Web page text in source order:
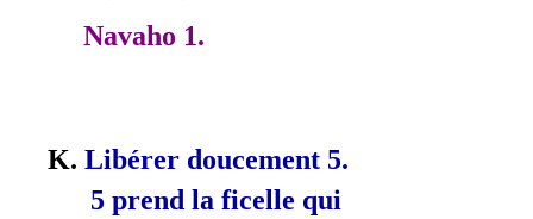
Navaho 1.
K. Libérer doucement 5.
5 prend la ficelle qui